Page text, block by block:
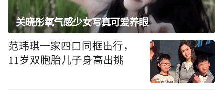
关晓彤氧气感少女写真可爱养眼
范玮琪一家四口同框出行，
11岁双胞胎儿子身高出挑